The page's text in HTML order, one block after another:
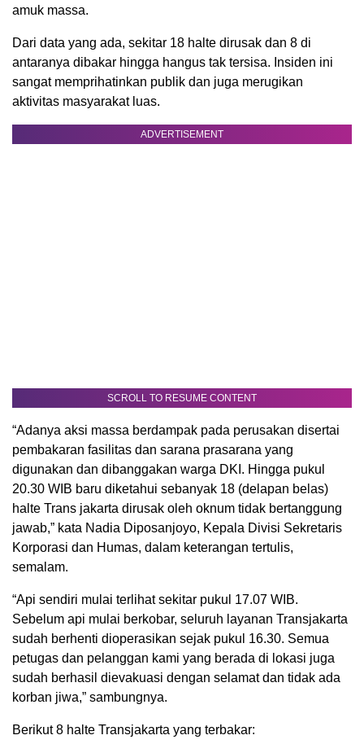
amuk massa.
Dari data yang ada, sekitar 18 halte dirusak dan 8 di
antaranya dibakar hingga hangus tak tersisa. Insiden ini
sangat memprihatinkan publik dan juga merugikan
aktivitas masyarakat luas.
ADVERTISEMENT
SCROLL TO RESUME CONTENT
“Adanya aksi massa berdampak pada perusakan disertai
pembakaran fasilitas dan sarana prasarana yang
digunakan dan dibanggakan warga DKI. Hingga pukul
20.30 WIB baru diketahui sebanyak 18 (delapan belas)
halte Trans jakarta dirusak oleh oknum tidak bertanggung
jawab,” kata Nadia Diposanjoyo, Kepala Divisi Sekretaris
Korporasi dan Humas, dalam keterangan tertulis,
semalam.
“Api sendiri mulai terlihat sekitar pukul 17.07 WIB.
Sebelum api mulai berkobar, seluruh layanan Transjakarta
sudah berhenti dioperasikan sejak pukul 16.30. Semua
petugas dan pelanggan kami yang berada di lokasi juga
sudah berhasil dievakuasi dengan selamat dan tidak ada
korban jiwa,” sambungnya.
Berikut 8 halte Transjakarta yang terbakar: